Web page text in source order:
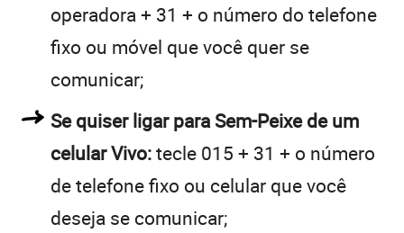
operadora + 31 + o número do telefone
fixo ou móvel que você quer se
comunicar;
Se quiser ligar para Sem-Peixe de um
celular Vivo:tecle 015 + 31 + o número
de telefone fixo ou celular que você
deseja se comunicar;